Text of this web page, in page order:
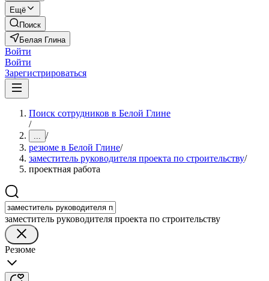
Ещё
Поиск
Белая Глина
Войти
Войти
Зарегистрироваться
Поиск сотрудников в Белой Глине
/
... /
резюме в Белой Глине/
заместитель руководителя проекта по строительству/
проектная работа
заместитель руководителя проекта по строительству
Резюме